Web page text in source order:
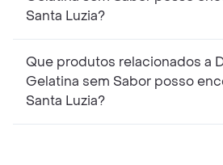
Santa Luzia?
Que produtos relacionados a
Gelatina sem Sabor posso
Santa Luzia?